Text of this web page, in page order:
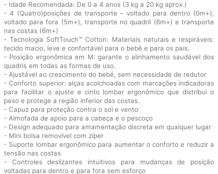
- Idade Recomendada: De 0 a 4 anos (3 kg a 20 kg aprox.)
- 4 (Quatro)posições de transporte – voltado para dentro (0m+),
voltado para fora (5m+), transporte no quadril (6m+) e transporte
nas costas (6m+)
- Tecnologia SoftTouch™ Cotton: Materiais naturais e respiráveis:
tecido macio, leve e confortável para o bebê e para os pais.
- Posição ergonômica em M: garante o alinhamento saudável dos
quadris em todas as formas de uso.
- Ajustável ao crescimento do bebé, sem necessidade de redutor
- Conforto superior: alças acolchoadas com marcações indicadoras
para facilitar o ajuste e cinto lombar ergonômico que distribui o
peso e protege a região inferior das costas.
- Capuz para proteção contra o sol e vento
- Almofada de apoio para a cabeça e o pescoço
- Design adequado para amamentação discreta em qualquer lugar
- Mini bolsa removível com zíper
- Suporte lombar ergonômico para aumentar o conforto e reduzir a
tensão nas costas
- Controles deslizantes intuitivos para mudanças de posição
voltadas para dentro e para fora sem esforço